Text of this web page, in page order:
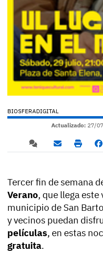
BIOSFERADIGITAL
Actualizado: 27/
Tercer fin de semana
Verano, que llega este
municipio de San
y vecinos puedan
películas, en estas
gratuita.